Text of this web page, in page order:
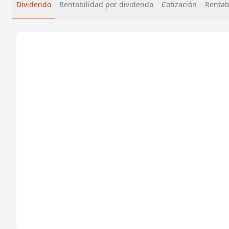
Dividendo Rentabilidad por dividendo Cotización